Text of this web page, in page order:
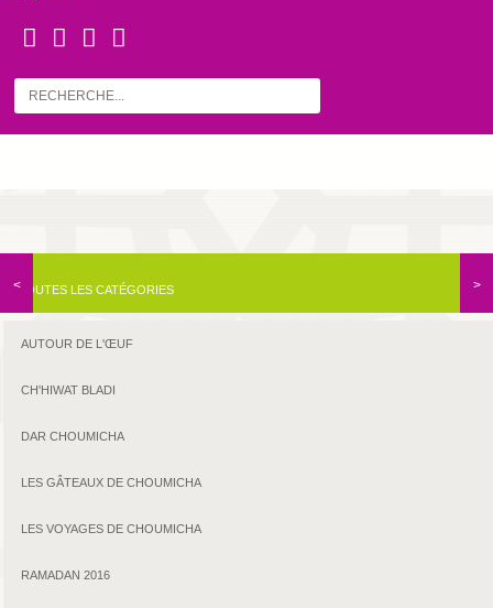
TOUTES LES CATÉGORIES
AUTOUR DE L'ŒUF
CH'HIWAT BLADI
DAR CHOUMICHA
LES GÂTEAUX DE CHOUMICHA
LES VOYAGES DE CHOUMICHA
RAMADAN 2016
< >